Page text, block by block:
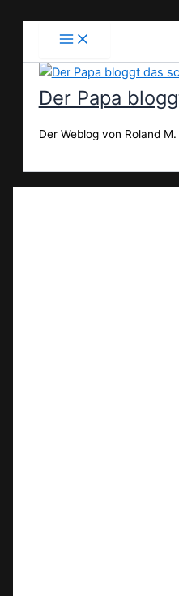
Der Papa
Der Weblog von Roland M.